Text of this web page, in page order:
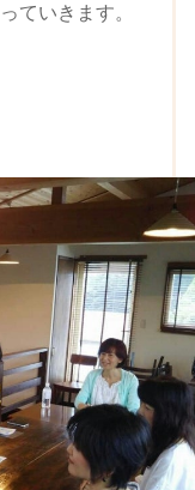
ていきます。